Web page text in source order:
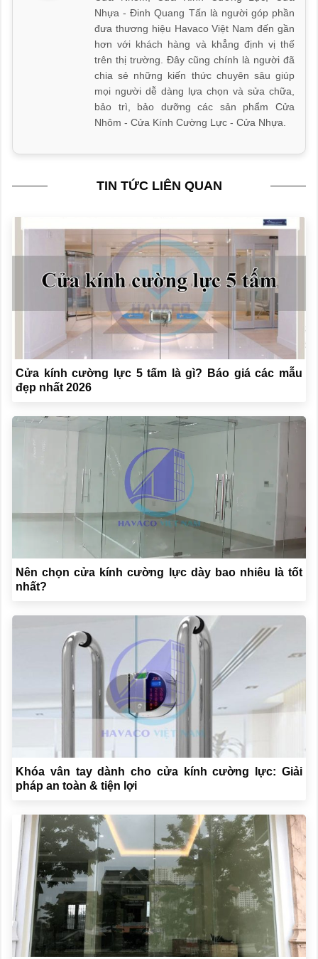
Nhựa - Đinh Quang Tấn là người góp phần
đưa thương hiệu Havaco Việt Nam đến gần
hơn với khách hàng và khẳng định vị thế
trên thị trường. Đây cũng chính là người đã
chia sẻ những kiến thức chuyên sâu giúp
mọi người dễ dàng lựa chọn và sửa chữa,
bảo trì, bảo dưỡng các sản phẩm Cửa
Nhôm - Cửa Kính Cường Lực - Cửa Nhựa.
TIN TỨC LIÊN QUAN
Cửa kính cường lực 5 tấm là gì? Báo giá các mẫu
đẹp nhất 2026
Nên chọn cửa kính cường lực dày bao nhiêu là tốt
nhất?
Khóa vân tay dành cho cửa kính cường lực: Giải
pháp an toàn & tiện lợi